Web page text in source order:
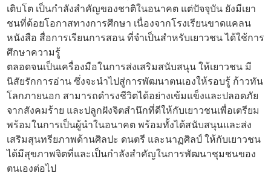
เติบโต เป็นกำลังสำคัญของชาติในอนาคต แต่ปัจจุบัน ยังมีเยา
ชนที่ด้อยโอกาสทางการศึกษา เนื่องจากโรงเรียนขาดแคลน
หนังสือ สื่อการเรียนการสอน ที่จำเป็นสำหรับเยาวชน ได้ใช้การ
ศึกษาความรู้
ตลอดจนเป็นเครื่องมือในการส่งเสริมสนับสนุน ให้เยาวชน มี
นิสัยรักการอ่าน ซึ่งจะนำไปสู่การพัฒนาตนเองให้รอบรู้ ก้าวทัน
โลกภายนอก สามารถดำรงชีวิตได้อย่างเข้มแข็งและปลอดภัย
จากสังคมร้าย และปลูกฝังจิตสำนึกที่ดีให้กับเยาวชนเพื่อเตรียม
พร้อมในการเป็นผู้นำในอนาคต พร้อมทั้งได้สนับสนุนและส่ง
เสริมสุนทรียภาพด้านศิลปะ ดนตรี และนาฏศิลป์ ให้กับเยาวชน
ได้มีสุขภาพจิตที่และเป็นกำลังสำคัญในการพัฒนาชุมชนของ
ตนเองต่อไป